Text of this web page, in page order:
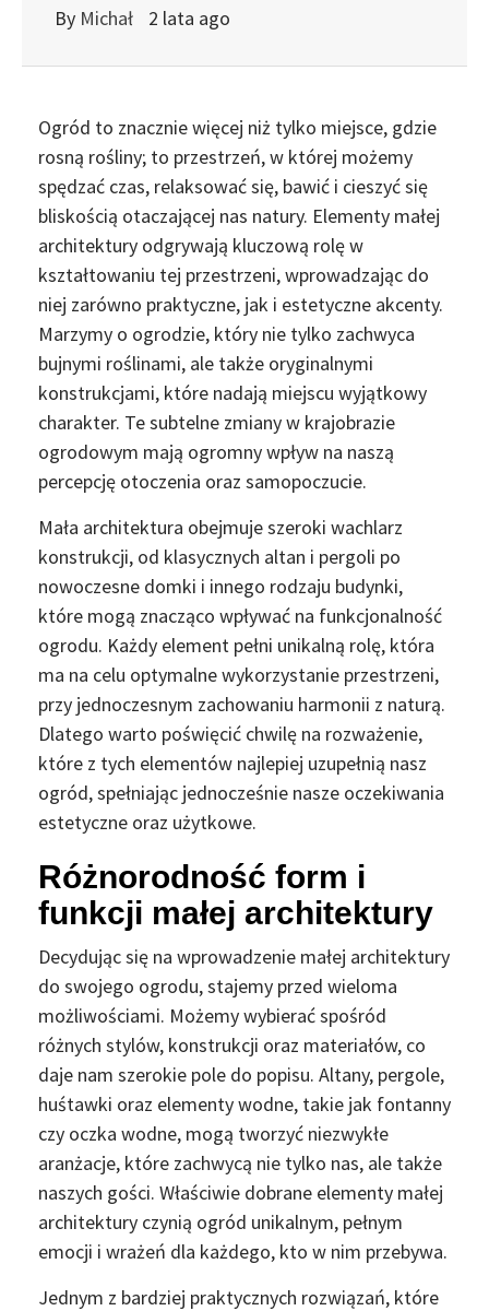
By Michał 2 lata ago
Ogród to znacznie więcej niż tylko miejsce, gdzie
rosną rośliny; to przestrzeń, w której możemy
spędzać czas, relaksować się, bawić i cieszyć się
bliskością otaczającej nas natury. Elementy małej
architektury odgrywają kluczową rolę w
kształtowaniu tej przestrzeni, wprowadzając do
niej zarówno praktyczne, jak i estetyczne akcenty.
Marzymy o ogrodzie, który nie tylko zachwyca
bujnymi roślinami, ale także oryginalnymi
konstrukcjami, które nadają miejscu wyjątkowy
charakter. Te subtelne zmiany w krajobrazie
ogrodowym mają ogromny wpływ na naszą
percepcję otoczenia oraz samopoczucie.
Mała architektura obejmuje szeroki wachlarz
konstrukcji, od klasycznych altan i pergoli po
nowoczesne domki i innego rodzaju budynki,
które mogą znacząco wpływać na funkcjonalność
ogrodu. Każdy element pełni unikalną rolę, która
ma na celu optymalne wykorzystanie przestrzeni,
przy jednoczesnym zachowaniu harmonii z naturą.
Dlatego warto poświęcić chwilę na rozważenie,
które z tych elementów najlepiej uzupełnią nasz
ogród, spełniając jednocześnie nasze oczekiwania
estetyczne oraz użytkowe.
Różnorodność form i
funkcji małej architektury
Decydując się na wprowadzenie małej architektury
do swojego ogrodu, stajemy przed wieloma
możliwościami. Możemy wybierać spośród
różnych stylów, konstrukcji oraz materiałów, co
daje nam szerokie pole do popisu. Altany, pergole,
huśtawki oraz elementy wodne, takie jak fontanny
czy oczka wodne, mogą tworzyć niezwykłe
aranżacje, które zachwycą nie tylko nas, ale także
naszych gości. Właściwie dobrane elementy małej
architektury czynią ogród unikalnym, pełnym
emocji i wrażeń dla każdego, kto w nim przebywa.
Jednym z bardziej praktycznych rozwiązań, które